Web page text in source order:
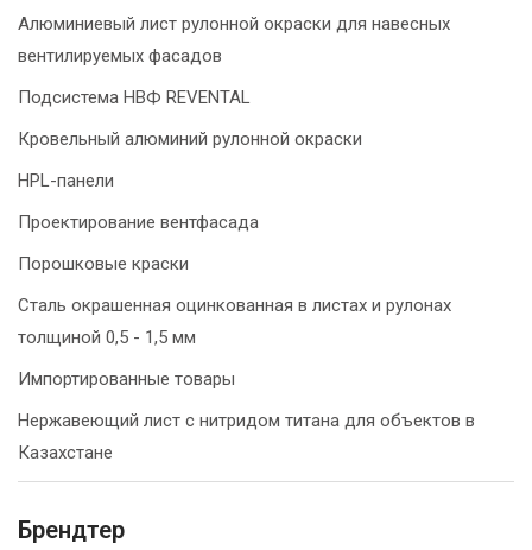
Алюминиевый лист рулонной окраски для навесных
вентилируемых фасадов
Подсистема НВФ REVENTAL
Кровельный алюминий рулонной окраски
HPL-панели
Проектирование вентфасада
Порошковые краски
Сталь окрашенная оцинкованная в листах и рулонах
толщиной 0,5 - 1,5 мм
Импортированные товары
Нержавеющий лист с нитридом титана для объектов в
Казахстане
Брендтер